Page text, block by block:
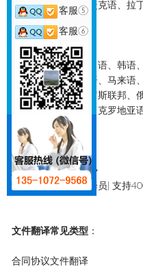
耳其语、波兰语、捷克语、拉
威语、罗马尼亚语
亚洲
中文、中文繁体、日语、韩
文、泰国语、印尼语、马来
语、维吾尔语、俄罗斯联邦
亚语、拉脱维亚语、克罗地
其它稀有语言
多语种网站翻译优势
公司拥有众多外籍译员| 支持
文件翻译常见类型 ：
合同协议文件翻译
客服⑤
客服⑥